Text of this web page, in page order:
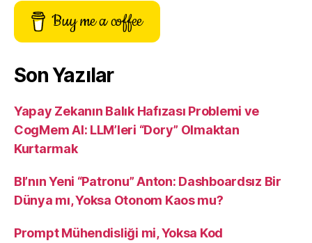
Buy me a coffee
Son Yazılar
Yapay Zekanın Balık Hafızası Problemi ve
CogMem AI: LLM’leri “Dory” Olmaktan
Kurtarmak
BI’nın Yeni “Patronu” Anton: Dashboardsız Bir
Dünya mı, Yoksa Otonom Kaos mu?
Prompt Mühendisliği mi, Yoksa Kod